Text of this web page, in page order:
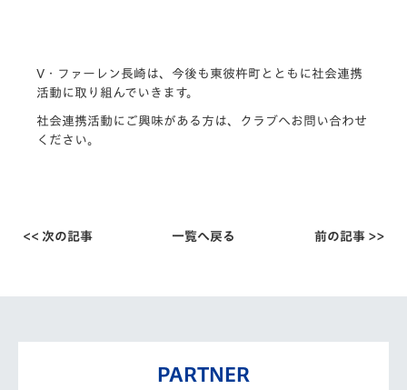
V・ファーレン長崎は、今後も東彼杵町とともに社会連携
活動に取り組んでいきます。
社会連携活動にご興味がある方は、クラブへお問い合わせ
ください。
<< 次の記事 一覧へ戻る 前の記事 >>
PARTNER